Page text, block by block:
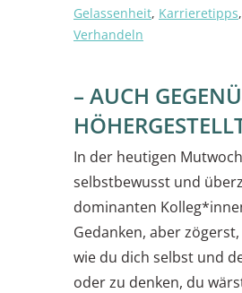
Gelassenheit, Karrieretipps,
Verhandeln
– AUCH
In der heutigen
selbstbewusst und
dominanten
Gedanken, aber
wie du dich selbst und
oder zu denken, du